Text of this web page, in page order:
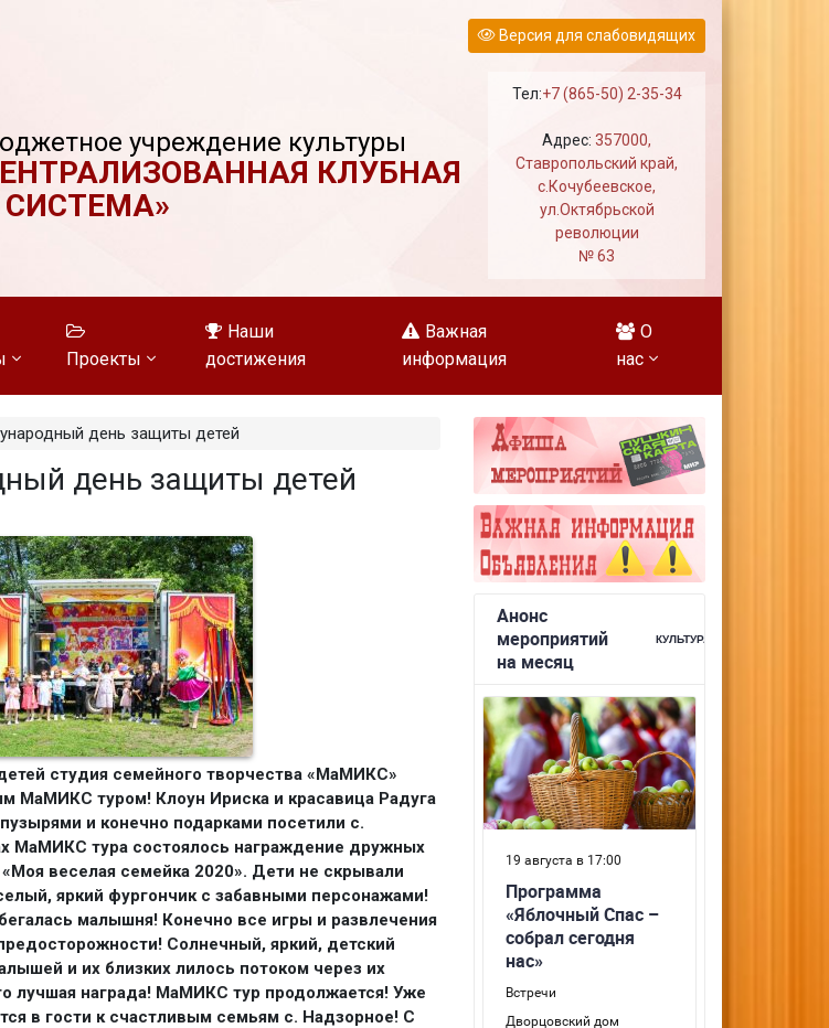
Версия для слабовидящих
учреждение культуры
КЛУБНАЯ
СИСТЕМА»
Тел:+7 (865-50) 2-35-34
Адрес:357000,
Ставропольский край,
с.Кочубеевское,
ул.Октябрьской
революции
№ 63
Проекты
Наши
достижения
Важная
информация
О
нас
день защиты детей
день защиты детей
студия семейного творчества «МаМИКС»
МаМИКС туром! Клоун Ириска и красавица Радуга
и конечно подарками посетили с.
МаМИКС тура состоялось награждение дружных
веселая семейка 2020». Дети не скрывали
яркий фургончик с забавными персонажами!
малышня! Конечно все игры и развлечения
Солнечный, яркий, детский
и их близких лилось потоком через их
лучшая награда! МаМИКС тур продолжается! Уже
в гости к счастливым семьям с. Надзорное! С